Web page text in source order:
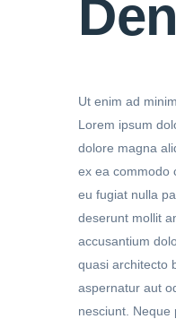
Ut enim ad
Lorem ipsum
dolore magna
ex ea commodo
eu fugiat nulla
deserunt mollit
accusantium
quasi architecto
aspernatur aut
nesciunt. Neque